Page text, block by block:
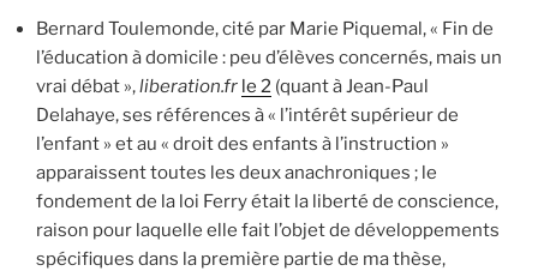
Bernard Toulemonde, cité par Marie Piquemal, « Fin de
l’éducation à domicile : peu d’élèves concernés, mais un
vrai débat »,liberation.fr le 2 (quant à Jean-Paul
Delahaye, ses références à « l’intérêt supérieur de
l’enfant » et au « droit des enfants à l’instruction »
apparaissent toutes les deux anachroniques ; le
fondement de la loi Ferry était la liberté de conscience,
raison pour laquelle elle fait l’objet de développements
spécifiques dans la première partie de ma thèse,